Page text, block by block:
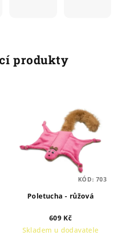
produkty
Poletucha - růžová
609 Kč
Skladem u dodavatele
KÓD: 703